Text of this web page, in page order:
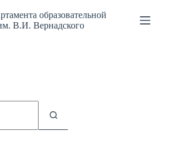
образовательной
В.И. Вернадского